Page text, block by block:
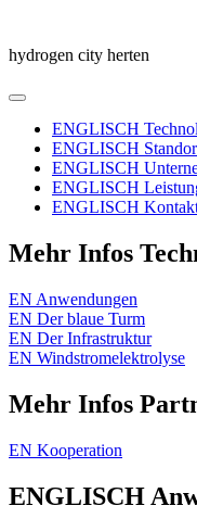
content
hydrogen city herten
Menu
Primary
Navigation
ENGLISCH
ENGLISCH
ENGLISCH
ENGLISCH
ENGLISCH
Mehr Infos
EN Anwendungen
EN Der blaue Turm
EN Der Infrastruktur
EN Windstromelektrolyse
Mehr Infos
EN Kooperation
ENGLISCH